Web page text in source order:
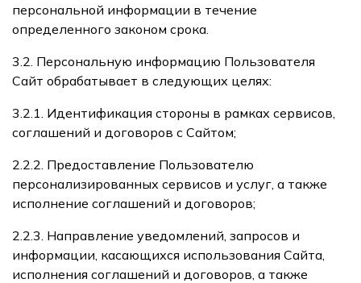
персональной информации в течение
определенного законом срока.
3.2. Персональную информацию Пользователя
Сайт обрабатывает в следующих целях:
3.2.1. Идентификация стороны в рамках сервисов,
соглашений и договоров с Сайтом;
2.2.2. Предоставление Пользователю
персонализированных сервисов и услуг, а также
исполнение соглашений и договоров;
2.2.3. Направление уведомлений, запросов и
информации, касающихся использования Сайта,
исполнения соглашений и договоров, а также